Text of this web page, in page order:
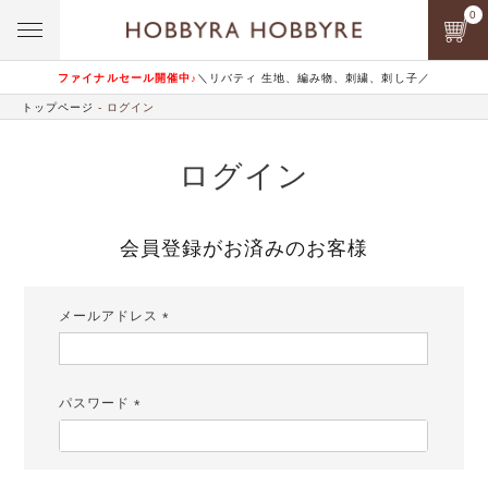
ファイナルセール開催中♪ ＼リバティ 生地、編み物、刺繍、刺し子／
0
トップページ ログイン
ログイン
会員登録がお済みのお客様
メールアドレス
パスワード